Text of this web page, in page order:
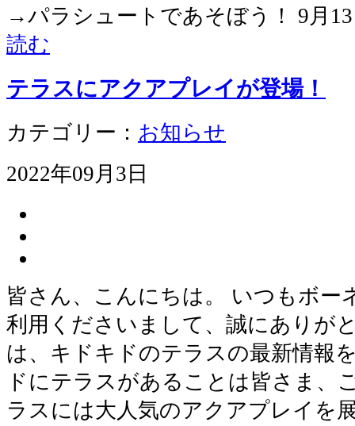
→パラシュートであそぼう！ 9月
読む
テラスにアクアプレイが登場！
カテゴリー： お知らせ
2022年09月3日
皆さん、こんにちは。 いつもボー
利用くださいまして、誠にありが
は、キドキドのテラスの最新情報
ドにテラスがあることは皆さま、
ラスには大人気のアクアプレイを